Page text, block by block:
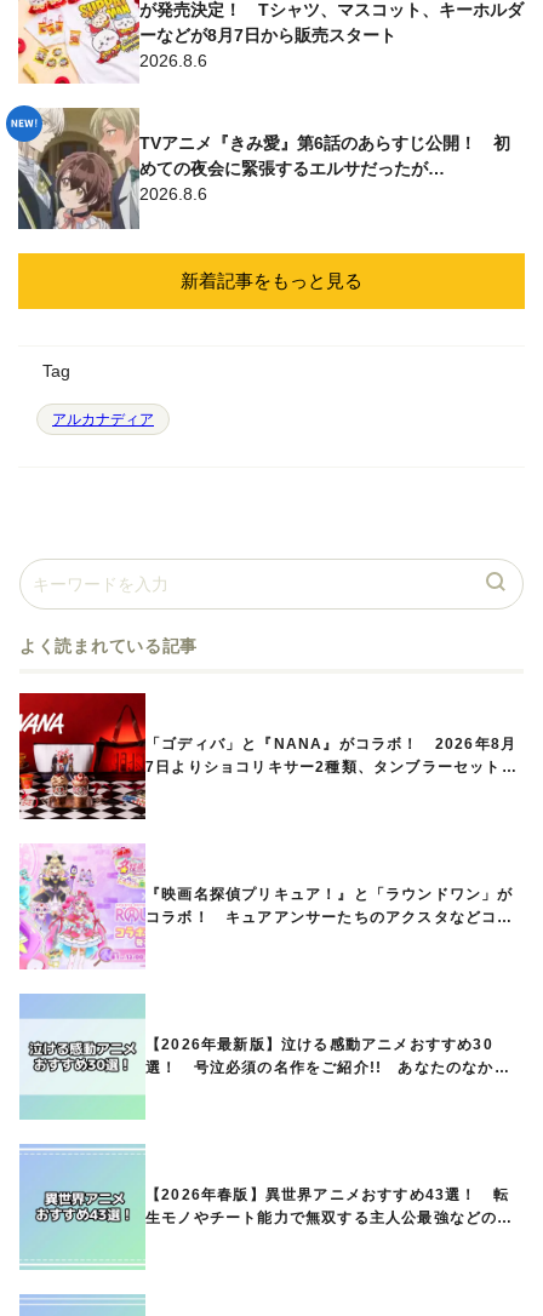
が発売決定！ Tシャツ、マスコット、キーホルダ
ーなどが8月7日から販売スタート
2026.8.6
TVアニメ『きみ愛』第6話のあらすじ公開！ 初
めての夜会に緊張するエルサだったが…
2026.8.6
新着記事をもっと見る
Tag
アルカナディア
よく読まれている記事
「ゴディバ」と『NANA』がコラボ！ 2026年8月
7日よりショコリキサー2種類、タンブラーセットな
『映画名探偵プリキュア！』と「ラウンドワン」が
コラボ！ キュアアンサーたちのアクスタなどコラ
【2026年最新版】泣ける感動アニメおすすめ30
選！ 号泣必須の名作をご紹介!! あなたのなかの
【2026年春版】異世界アニメおすすめ43選！ 転
生モノやチート能力で無双する主人公最強などの人